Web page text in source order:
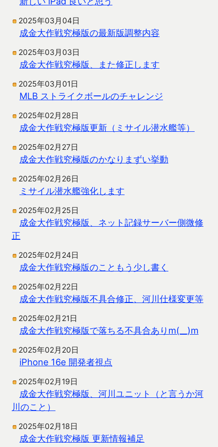
2025年03月04日
成金大作戦究極版の最新版調整内容
2025年03月03日
成金大作戦究極版、また修正します
2025年03月01日
MLB ストライクボールのチャレンジ
2025年02月28日
成金大作戦究極版更新（ミサイル潜水艦等）
2025年02月27日
成金大作戦究極版のかなりまずい挙動
2025年02月26日
ミサイル潜水艦強化します
2025年02月25日
成金大作戦究極版、ネット記録サーバー側微修
正
2025年02月24日
成金大作戦究極版のこともう少し書く
2025年02月22日
成金大作戦究極版不具合修正、河川仕様変更等
2025年02月21日
成金大作戦究極版で落ちる不具合ありm(__)m
2025年02月20日
iPhone 16e 開発者視点
2025年02月19日
成金大作戦究極版、河川ユニット（と言うか河
川のこと）
2025年02月18日
成金大作戦究極版 更新情報補足